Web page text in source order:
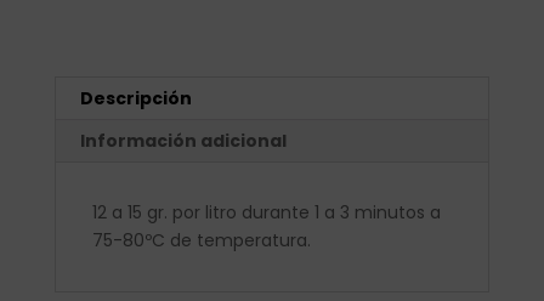
Descripción
Información adicional
12 a 15 gr. por litro durante 1 a 3 minutos a
75-80ºC de temperatura.